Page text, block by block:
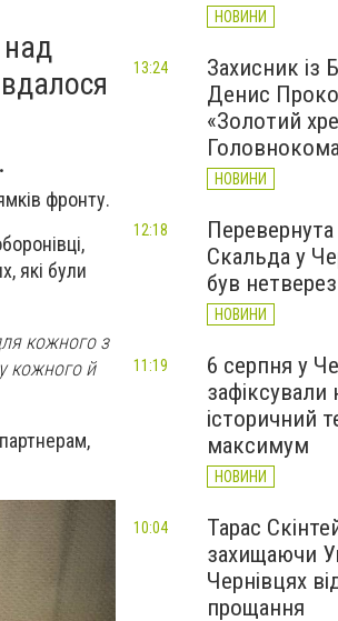
над
фронту.
які були
кожного з
кожного й
НОВИНИ
Захисник із
Денис
«Золотий
НОВИНИ
13:24
Скальда у
був
НОВИНИ
12:18
6 серпня у
зафіксували
історичний
максимум
НОВИНИ
11:19
Тарас
захищаючи
Чернівцях
прощання
10:04